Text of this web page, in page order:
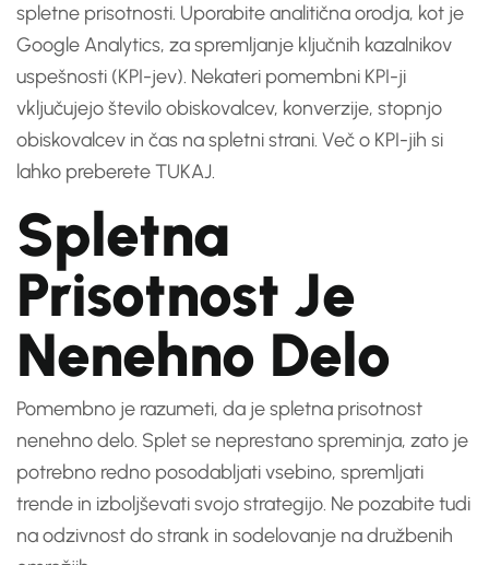
spletne prisotnosti. Uporabite analitična orodja, kot je
Google Analytics, za spremljanje ključnih kazalnikov
uspešnosti (KPI-jev). Nekateri pomembni KPI-ji
vključujejo število obiskovalcev, konverzije, stopnjo
obiskovalcev in čas na spletni strani. Več o KPI-jih si
lahko prebereteTUKAJ.
Spletna
Prisotnost Je
Nenehno Delo
Pomembno je razumeti, da je spletna prisotnost
nenehno delo. Splet se neprestano spreminja, zato je
potrebno redno posodabljati vsebino, spremljati
trende in izboljševati svojo strategijo. Ne pozabite tudi
na odzivnost do strank in sodelovanje na družbenih